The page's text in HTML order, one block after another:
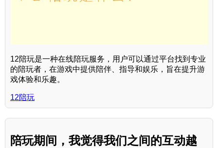
12陪玩是一种在线陪玩服务，用户可以通过平台找到专业
的陪玩者，在游戏中提供陪伴、指导和娱乐，旨在提升游
戏体验和乐趣。
12陪玩
陪玩期间，我觉得我们之间的互动越